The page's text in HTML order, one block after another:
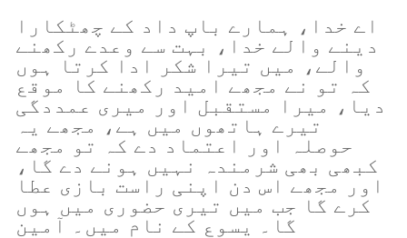
اے خدا، ہمارے باپ داد کے چھٹکارا
دینے والے خدا، بہت سے وعدے رکھنے
والے، میں تیرا شکر ادا کرتا ہوں
کہ تو نے مجھے امید رکھنے کا موقع
دیا، میرا مستقبل اور میری عمددگی
تیرے ہاتھوں میں ہے، مجھے یہ
حوصلہ اور اعتماد دے کہ تو مجھے
کبھی بھی شرمندہ نہیں ہونے دے گا،
اور مجھے اس دن اپنی راست بازی عطا
کرے گا جب میں تیری حضوری میں ہوں
گا۔ یسوع کے نام میں۔ آمین